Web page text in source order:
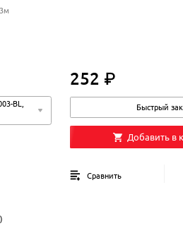
BL,
252 ₽252 ₽
Быстрый
Добавить в
Сравнить